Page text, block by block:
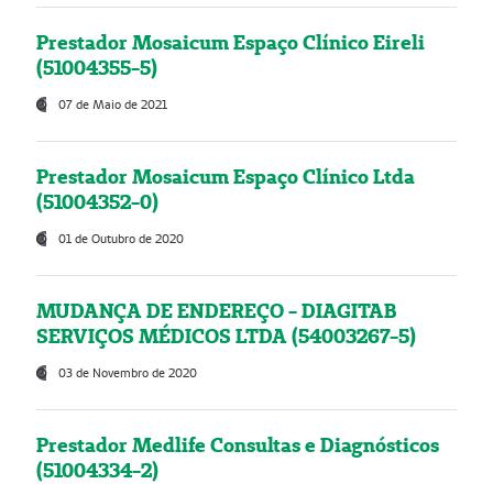
Prestador Mosaicum Espaço Clínico Eireli
(51004355-5)
07 de Maio de 2021
Prestador Mosaicum Espaço Clínico Ltda
(51004352-0)
01 de Outubro de 2020
MUDANÇA DE ENDEREÇO - DIAGITAB
SERVIÇOS MÉDICOS LTDA (54003267-5)
03 de Novembro de 2020
Prestador Medlife Consultas e Diagnósticos
(51004334-2)